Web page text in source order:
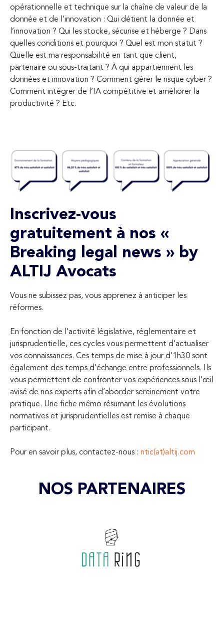
opérationnelle et technique sur la chaîne de valeur de la
donnée et de l’innovation : Qui détient la donnée et
l’innovation ? Qui les stocke, sécurise et héberge ? Dans
quelles conditions et pourquoi ? Quel est mon statut ?
Quelle est ma responsabilité en tant que client,
partenaire ou sous-traitant ? À qui appartiennent les
données et innovation ? Comment gérer le risque cyber ?
Comment intégrer de l’IA compétitive et améliorer la
productivité ? Etc.
Inscrivez-vous
gratuitement à nos «
Breaking legal news » by
ALTIJ Avocats
Vous ne subissez pas, vous apprenez à anticiper les
réformes.
En fonction de l’activité législative, réglementaire et
jurisprudentielle, ces cycles vous permettent d’actualiser
vos connaissances. Ces temps de mise à jour d’1h30 sont
également des temps d’échange entre professionnels. Ils
vous permettent de confronter vos expériences sous l’œil
avisé de nos experts afin d’aborder sereinement votre
pratique. Une fiche mémo résumant les évolutions
normatives et jurisprudentielles est remise à chaque
participant.
Pour en savoir plus, contactez-nous : ntic(at)altij.com
NOS PARTENAIRES